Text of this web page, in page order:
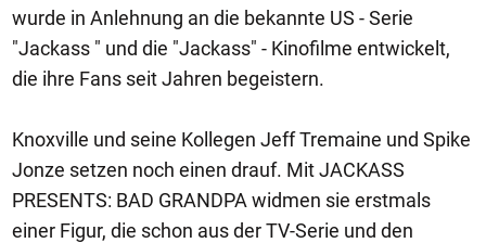
wurde in Anlehnung an die bekannte US - Serie
"Jackass " und die "Jackass" - Kinofilme entwickelt,
die ihre Fans seit Jahren begeistern.
Knoxville und seine Kollegen Jeff Tremaine und Spike
Jonze setzen noch einen drauf. Mit JACKASS
PRESENTS: BAD GRANDPA widmen sie erstmals
einer Figur, die schon aus der TV-Serie und den